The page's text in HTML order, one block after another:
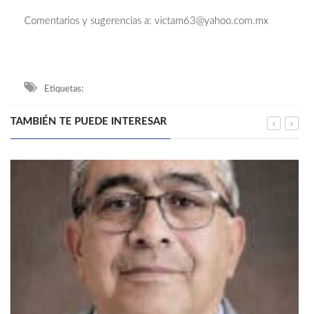
Comentarios y sugerencias a: victam63@yahoo.com.mx
Etiquetas:
TAMBIÉN TE PUEDE INTERESAR